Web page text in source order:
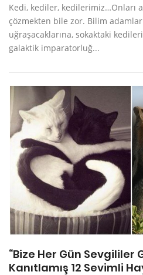
Kedi, kediler, kedilerimiz…Onları
çözmekten bile zor. Bilim
uğraşacaklarına, sokaktaki
galaktik imparatorluğ...
“Bize Her Gün Sevgililer
Kanıtlamış 12 Sevimli